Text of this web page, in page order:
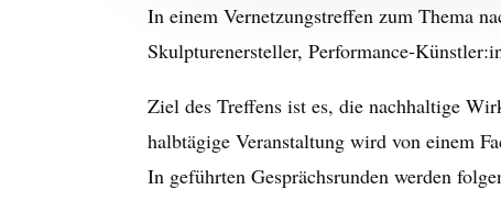
In einem Vernetzungstreffen zum Thema
Skulpturenersteller, Performance-
Ziel des Treffens ist es, die nachhaltige
halbtägige Veranstaltung wird von einem
In geführten Gesprächsrunden werden